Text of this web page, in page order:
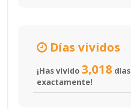
Días vividos
¡Has vivido 3,018 días
exactamente!